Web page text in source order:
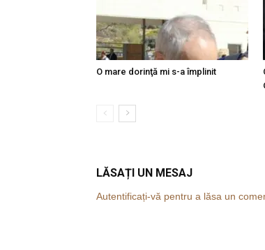
O mare dorinţă mi s-a împlinit
LĂSAȚI UN MESAJ
Autentificați-vă pentru a lăsa un